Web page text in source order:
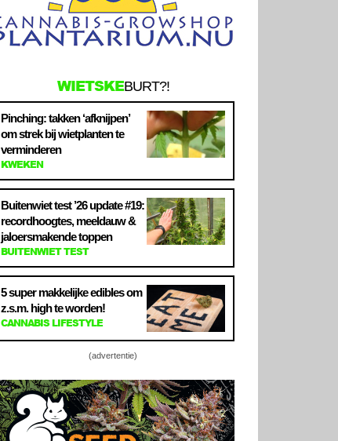
WIETSKEBURT?!
Pinching: takken ‘afknijpen’
om strek bij wietplanten te
verminderen
KWEKEN
Buitenwiet test ’26 update #19:
recordhoogtes, meeldauw &
jaloersmakende toppen
BUITENWIET TEST
5 super makkelijke edibles om
z.s.m. high te worden!
CANNABIS LIFESTYLE
(advertentie)